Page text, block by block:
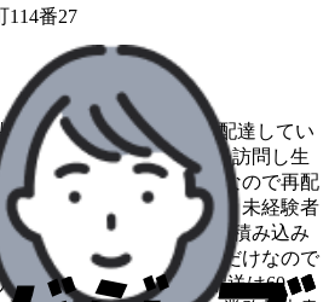
114番27
トラックで生協の商品を配達してい
～2時間ほどで同じお宅を訪問し生
留守の場合は「置き配」なので再配
許可に加え、研修もあり、未経験者
お仕事の流れ＞ ・荷物の積み込み
物をトラックに積み込むだけなので
ア&ルート固定、1日の配送は60～